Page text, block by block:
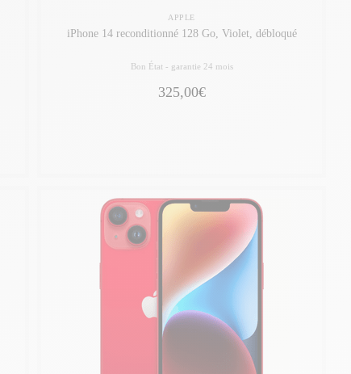
APPLE
iPhone 14 reconditionné 128 Go, Violet, débloqué
Bon État - garantie 24 mois
325,00€